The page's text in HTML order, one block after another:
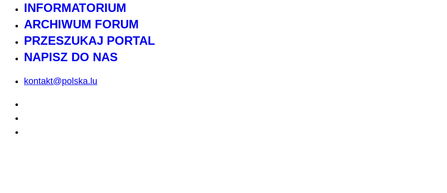
INFORMATORIUM
ARCHIWUM FORUM
PRZESZUKAJ PORTAL
NAPISZ DO NAS
kontakt@polska.lu